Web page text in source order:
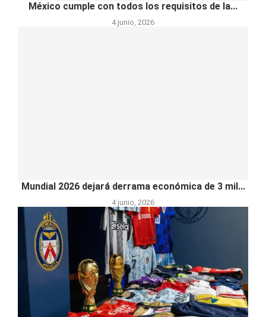
México cumple con todos los requisitos de la...
4 junio, 2026
Mundial 2026 dejará derrama económica de 3 mil...
4 junio, 2026